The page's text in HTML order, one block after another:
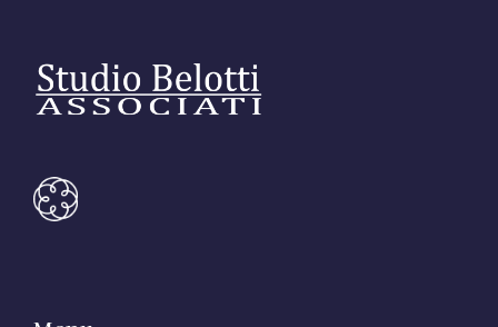
Corriere tributario
Il Giornale del Revisore